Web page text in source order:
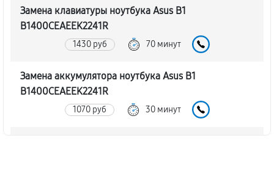
Замена клавиатуры ноутбука Asus B1
B1400CEAEEK2241R
1430 руб 70 минут
Замена аккумулятора ноутбука Asus B1
B1400CEAEEK2241R
1070 руб 30 минут